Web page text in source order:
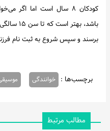
کودکان ۸ سال است اما
باشد،
برسند و سپس شروع به ثبت نام
برچسب‌ها : خوانندگی
مطالب مرتبط